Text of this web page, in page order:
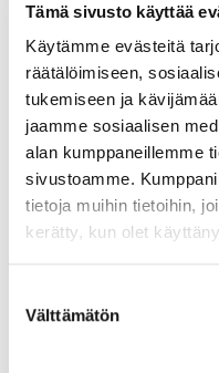
Tämä sivusto käyttää
Käytämme evästeitä
räätälöimiseen,
tukemiseen ja
jaamme sosiaalisen
alan kumppaneillemme
sivustoamme.
tietoja muihin tietoihin,
kerätty, kun olet
valinta
Välttämätön
– Junioriurheilijat ovat
kehityksen ja muun
Kartoitukset antavat
pitkäkestoista dataa
Tero Lyytikäinen kertoo.